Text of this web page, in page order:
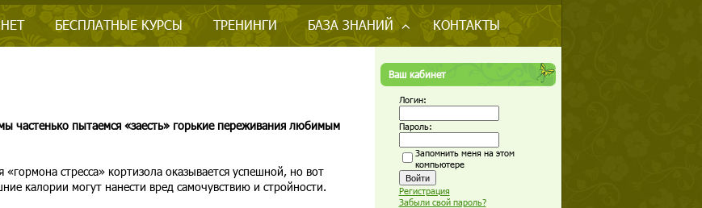
БЕСПЛАТНЫЕ КУРСЫ ТРЕНИНГИ БАЗА ЗНАНИЙ КОНТАКТЫ
частенько пытаемся «заесть» горькие переживания любимым
стресса» кортизола оказывается успешной, но вот
калории могут нанести вред самочувствию и стройности.
Ваш кабинет
Логин:
Пароль:
Запомнить меня на этом
компьютере
Регистрация
Забыли свой пароль?